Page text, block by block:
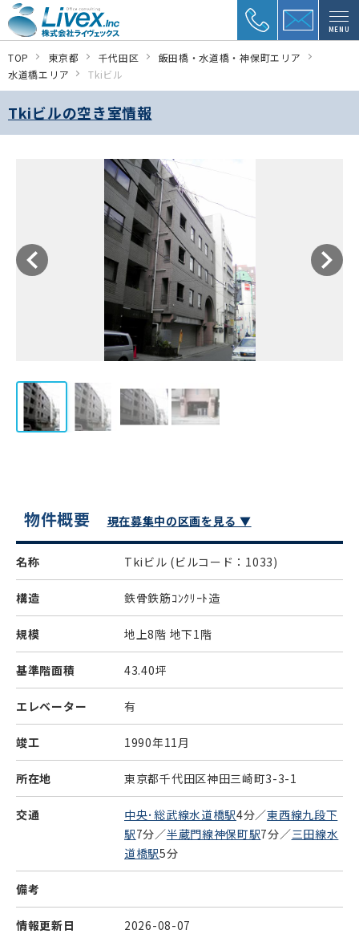
MENU
TOP 東京都 千代田区
飯田橋・水道橋・神保町エリア
水道橋エリア
Tkiビル
Tkiビルの空き室情報
物件概要 現在募集中の区画を見る ▼
名称 Tkiビル (ビルコード：1033)
構造 鉄骨鉄筋ｺﾝｸﾘｰﾄ造
規模 地上8階 地下1階
基準階面積 43.40坪
エレベーター 有
竣工 1990年11月
所在地 東京都千代田区神田三崎町3-3-1
交通 中央･総武線水道橋駅4分／東西線九段下
駅7分／半蔵門線神保町駅7分／三田線水
道橋駅5分
備考
情報更新日 2026-08-07